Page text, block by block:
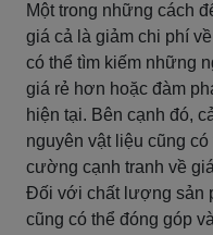
Một trong những cách
giá cả là giảm chi phí
có thể tìm kiếm những
giá rẻ hơn hoặc đàm
hiện tại. Bên cạnh đó,
nguyên vật liệu cũng
cường cạnh tranh về
Đối với chất lượng sản
cũng có thể đóng góp